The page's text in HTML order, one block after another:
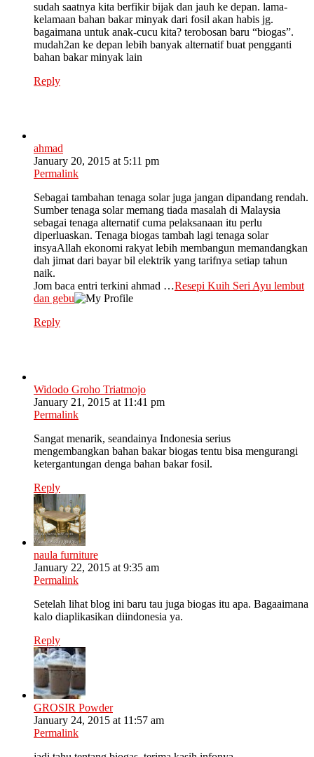
sudah saatnya kita berfikir bijak dan jauh ke depan. lama-
kelamaan bahan bakar minyak dari fosil akan habis jg.
bagaimana untuk anak-cucu kita? terobosan baru “biogas”.
mudah2an ke depan lebih banyak alternatif buat pengganti
bahan bakar minyak lain
Reply
ahmad
January 20, 2015 at 5:11 pm
Permalink
Sebagai tambahan tenaga solar juga jangan dipandang rendah.
Sumber tenaga solar memang tiada masalah di Malaysia
sebagai tenaga alternatif cuma pelaksanaan itu perlu
diperluaskan. Tenaga biogas tambah lagi tenaga solar
insyaAllah ekonomi rakyat lebih membangun memandangkan
dah jimat dari bayar bil elektrik yang tarifnya setiap tahun
naik.
Jom baca entri terkini ahmad …Resepi Kuih Seri Ayu lembut
dan gebu
Reply
Widodo Groho Triatmojo
January 21, 2015 at 11:41 pm
Permalink
Sangat menarik, seandainya Indonesia serius
mengembangkan bahan bakar biogas tentu bisa mengurangi
ketergantungan denga bahan bakar fosil.
Reply
naula furniture
January 22, 2015 at 9:35 am
Permalink
Setelah lihat blog ini baru tau juga biogas itu apa. Bagaaimana
kalo diaplikasikan diindonesia ya.
Reply
GROSIR Powder
January 24, 2015 at 11:57 am
Permalink